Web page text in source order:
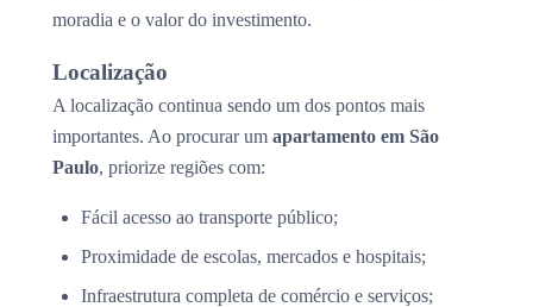
moradia e o valor do investimento.
Localização
A localização continua sendo um dos pontos mais
importantes. Ao procurar um apartamento em São
Paulo, priorize regiões com:
Fácil acesso ao transporte público;
Proximidade de escolas, mercados e hospitais;
Infraestrutura completa de comércio e serviços;